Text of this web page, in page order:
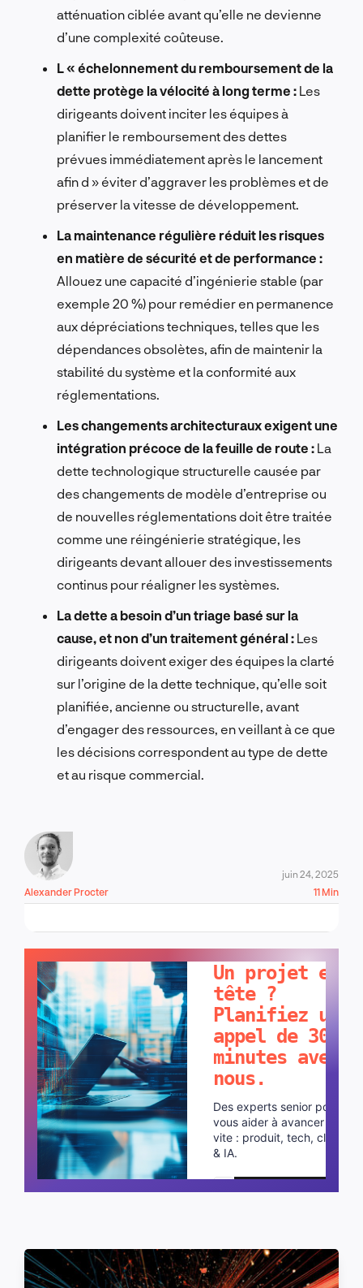
atténuation ciblée avant qu’elle ne devienne
d’une complexité coûteuse.
L « échelonnement du remboursement de la
dette protège la vélocité à long terme : Les
dirigeants doivent inciter les équipes à
planifier le remboursement des dettes
prévues immédiatement après le lancement
afin d » éviter d’aggraver les problèmes et de
préserver la vitesse de développement.
La maintenance régulière réduit les risques
en matière de sécurité et de performance :
Allouez une capacité d’ingénierie stable (par
exemple 20 %) pour remédier en permanence
aux dépréciations techniques, telles que les
dépendances obsolètes, afin de maintenir la
stabilité du système et la conformité aux
réglementations.
Les changements architecturaux exigent une
intégration précoce de la feuille de route : La
dette technologique structurelle causée par
des changements de modèle d’entreprise ou
de nouvelles réglementations doit être traitée
comme une réingénierie stratégique, les
dirigeants devant allouer des investissements
continus pour réaligner les systèmes.
La dette a besoin d’un triage basé sur la
cause, et non d’un traitement général : Les
dirigeants doivent exiger des équipes la clarté
sur l’origine de la dette technique, qu’elle soit
planifiée, ancienne ou structurelle, avant
d’engager des ressources, en veillant à ce que
les décisions correspondent au type de dette
et au risque commercial.
Alexander Procter
juin 24, 2025
11 Min
Un projet en
tête ?
Planifiez un
appel de 30
minutes avec
nous.
Des experts senior pour
vous aider à avancer plus
vite : produit, tech, cloud
& IA.
Planifier un appel